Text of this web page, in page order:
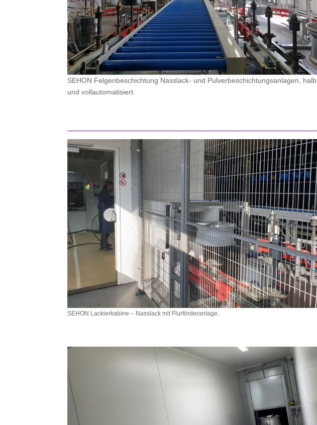
SEHON Felgenbeschichtung Nasslack- und Pulverbeschichtungsanlagen, halb
und vollautomatisiert.
SEHON Lackierkabine – Nasslack mit Flurförderanlage.